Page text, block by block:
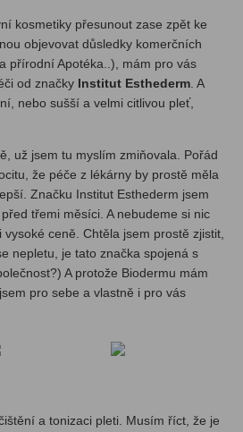
kosmetiky přesunout zase zpět ke
objevovat důsledky komerčních
přírodní Apotéka..), mám pro vás
od značky Institut Esthederm . A
nebo sušší a velmi citlivou pleť,
už jsem tu myslím zmiňovala. Pořád
že péče z lékárny by prostě měla
Značku Institut Esthederm jsem
třemi měsíci. A nebudeme si nic
ceně. Chtěla jsem prostě zjistit,
nepletu, je tato značka spojená s
A protože Biodermu mám
pro sebe a vlastně i pro vás
a tonizaci pleti. Musím říct, že je